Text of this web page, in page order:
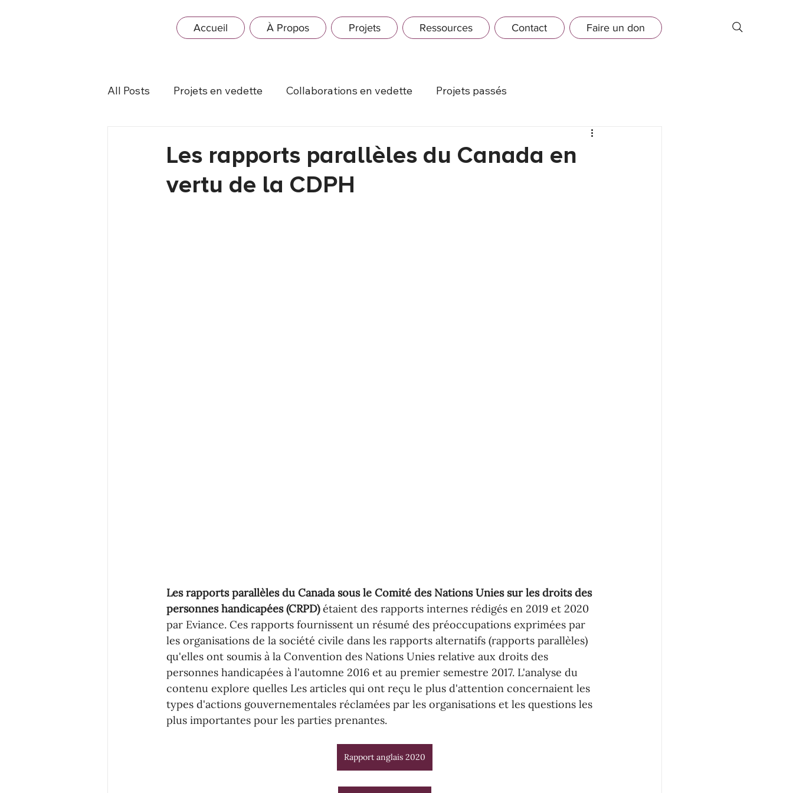
Accueil À Propos Projets Ressources Contact Faire un don
All Posts Projets en vedette Collaborations en vedette Projets passés
Les rapports parallèles du Canada en
vertu de la CDPH
Les rapports parallèles du Canada sous le Comité des Nations Unies sur les droits des
personnes handicapées (CRPD) étaient des rapports internes rédigés en 2019 et 2020
par Eviance. Ces rapports fournissent un résumé des préoccupations exprimées par
les organisations de la société civile dans les rapports alternatifs (rapports parallèles)
qu'elles ont soumis à la Convention des Nations Unies relative aux droits des
personnes handicapées à l'automne 2016 et au premier semestre 2017. L'analyse du
contenu explore quelles Les articles qui ont reçu le plus d'attention concernaient les
types d'actions gouvernementales réclamées par les organisations et les questions les
plus importantes pour les parties prenantes.
Rapport anglais 2020